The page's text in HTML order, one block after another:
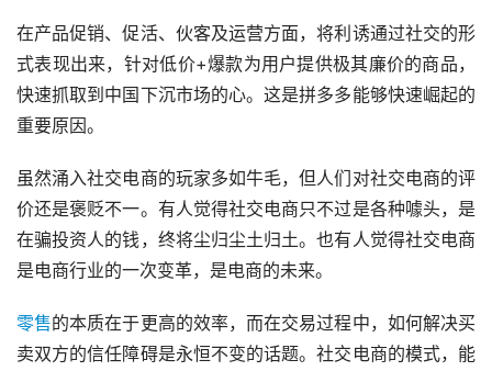
在产品促销、促活、伙客及运营方面，将利诱通过社交的形
式表现出来，针对低价+爆款为用户提供极其廉价的商品，
快速抓取到中国下沉市场的心。这是拼多多能够快速崛起的
重要原因。
虽然涌入社交电商的玩家多如牛毛，但人们对社交电商的评
价还是褒贬不一。有人觉得社交电商只不过是各种噱头，是
在骗投资人的钱，终将尘归尘土归土。也有人觉得社交电商
是电商行业的一次变革，是电商的未来。
零售的本质在于更高的效率，而在交易过程中，如何解决买
卖双方的信任障碍是永恒不变的话题。社交电商的模式，能